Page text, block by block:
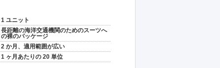
1 ユニット
長距離の海洋交通機関のためのスーツへ
の裸のパッケージ
2 か月、適用範囲が広い
1 ヶ月あたりの 20 単位